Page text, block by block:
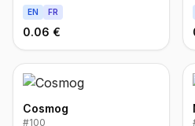
EN FR
0.06 €
Cosmog
#100